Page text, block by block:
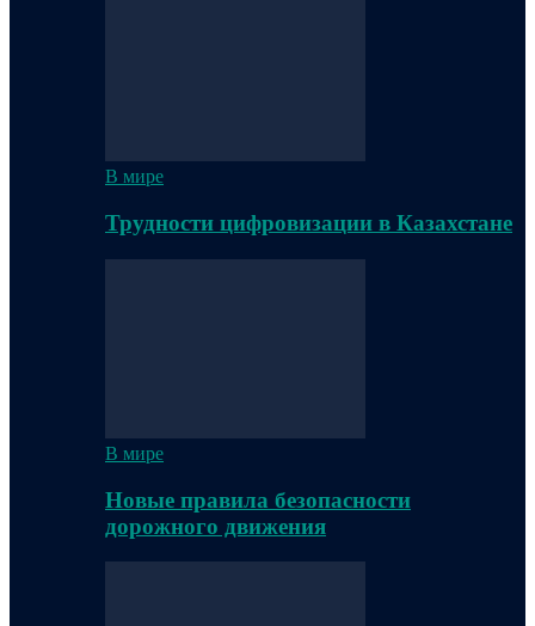
В мире
Трудности цифровизации в Казахстане
В мире
Новые правила безопасности
дорожного движения